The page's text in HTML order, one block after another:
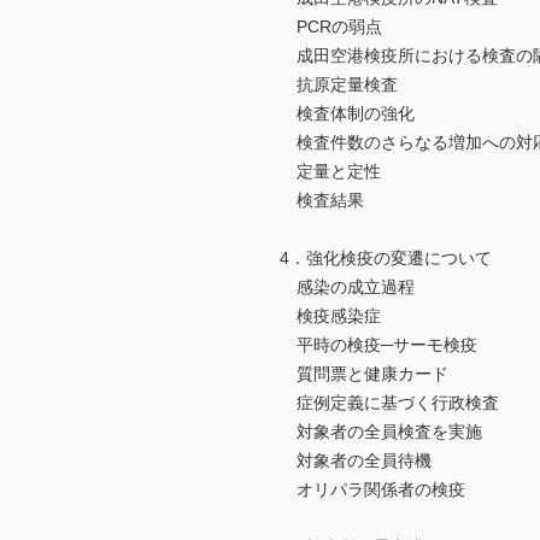
PCRの弱点
成田空港検疫所における検査の
抗原定量検査
検査体制の強化
検査件数のさらなる増加への対
定量と定性
検査結果
4．強化検疫の変遷について
感染の成立過程
検疫感染症
平時の検疫─サーモ検疫
質問票と健康カード
症例定義に基づく行政検査
対象者の全員検査を実施
対象者の全員待機
オリパラ関係者の検疫